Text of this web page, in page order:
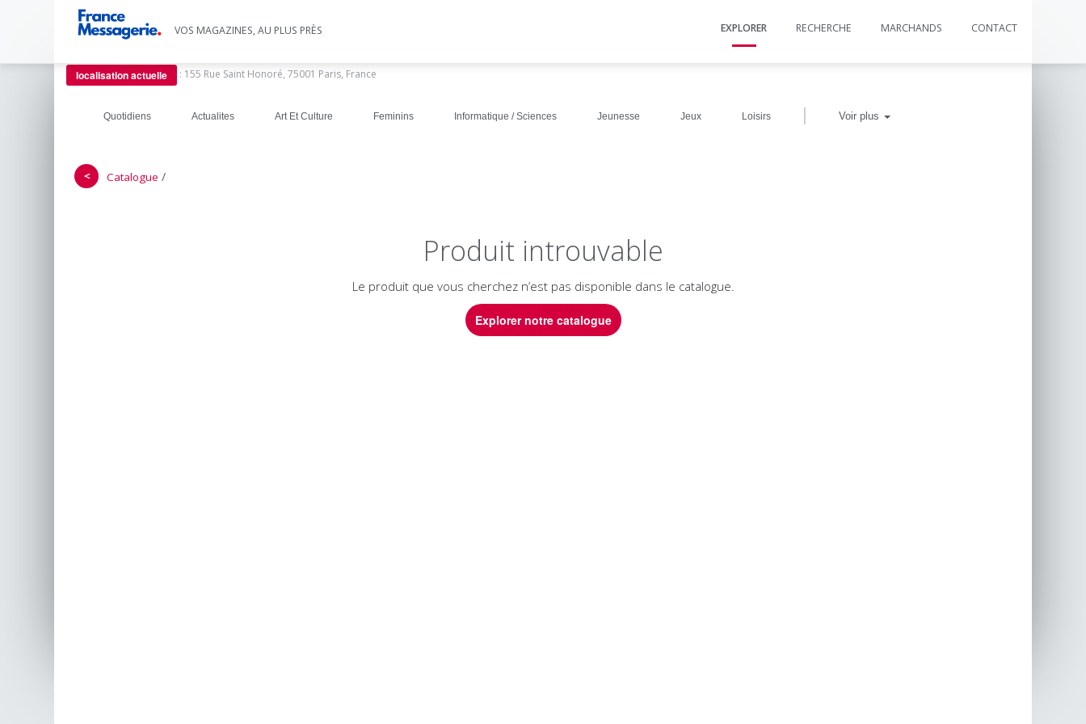
VOS MAGAZINES, AU PLUS PRÈS EXPLORER RECHERCHE MARCHANDS CONTACT
localisation actuelle : 155 Rue Saint Honoré, 75001 Paris, France
Quotidiens Actualites Art Et Culture Feminins Informatique / Sciences Jeunesse Jeux Loisirs | Voir plus
＜ Catalogue /
Produit introuvable
Le produit que vous cherchez n’est pas disponible dans le catalogue.
Explorer notre catalogue